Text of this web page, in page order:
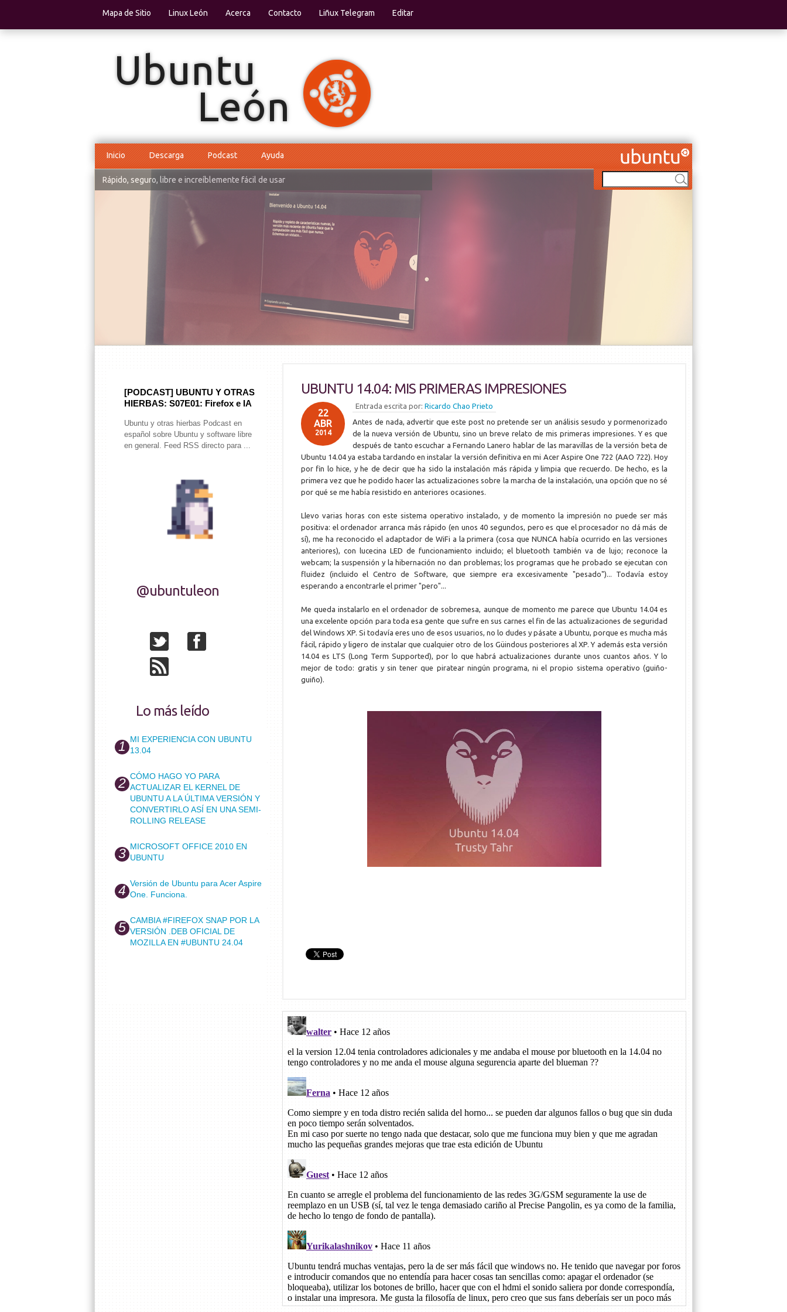
Mapa de Sitio Linux León Acerca Contacto Liñux Telegram Editar
Inicio Descarga Podcast Ayuda
Rápido, seguro, libre e increíblemente fácil de usar
UBUNTU 14.04: MIS PRIMERAS IMPRESIONES
Entrada escrita por: Ricardo Chao Prieto
22
ABR
2014
Antes de nada, advertir que este post no pretende ser un análisis sesudo y pormenorizado
de la nueva versión de Ubuntu, sino un breve relato de mis primeras impresiones. Y es que
después de tanto escuchar a Fernando Lanero hablar de las maravillas de la versión beta de
Ubuntu 14.04 ya estaba tardando en instalar la versión definitiva en mi Acer Aspire One 722 (AAO 722). Hoy
por fin lo hice, y he de decir que ha sido la instalación más rápida y limpia que recuerdo. De hecho, es la
primera vez que he podido hacer las actualizaciones sobre la marcha de la instalación, una opción que no sé
por qué se me había resistido en anteriores ocasiones.
Llevo varias horas con este sistema operativo instalado, y de momento la impresión no puede ser más
positiva: el ordenador arranca más rápido (en unos 40 segundos, pero es que el procesador no dá más de
sí), me ha reconocido el adaptador de WiFi a la primera (cosa que NUNCA había ocurrido en las versiones
anteriores), con lucecina LED de funcionamiento incluido; el bluetooth también va de lujo; reconoce la
webcam; la suspensión y la hibernación no dan problemas; los programas que he probado se ejecutan con
fluidez (incluido el Centro de Software, que siempre era excesivamente "pesado")... Todavía estoy
esperando a encontrarle el primer "pero"...
Me queda instalarlo en el ordenador de sobremesa, aunque de momento me parece que Ubuntu 14.04 es
una excelente opción para toda esa gente que sufre en sus carnes el fin de las actualizaciones de seguridad
del Windows XP. Si todavía eres uno de esos usuarios, no lo dudes y pásate a Ubuntu, porque es mucha más
fácil, rápido y ligero de instalar que cualquier otro de los Güindous posteriores al XP. Y además esta versión
14.04 es LTS (Long Term Supported), por lo que habrá actualizaciones durante unos cuantos años. Y lo
mejor de todo: gratis y sin tener que piratear ningún programa, ni el propio sistema operativo (guiño-
guiño).
[PODCAST] UBUNTU Y OTRAS
HIERBAS: S07E01: Firefox e IA
Ubuntu y otras hierbas Podcast en
español sobre Ubuntu y software libre
en general. Feed RSS directo para ...
@ubuntuleon
Lo más leído
MI EXPERIENCIA CON UBUNTU
13.04
CÓMO HAGO YO PARA
ACTUALIZAR EL KERNEL DE
UBUNTU A LA ÚLTIMA VERSIÓN Y
CONVERTIRLO ASÍ EN UNA SEMI-
ROLLING RELEASE
MICROSOFT OFFICE 2010 EN
UBUNTU
Versión de Ubuntu para Acer Aspire
One. Funciona.
CAMBIA #FIREFOX SNAP POR LA
VERSIÓN .DEB OFICIAL DE
MOZILLA EN #UBUNTU 24.04